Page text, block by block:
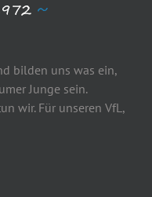
bilden uns was ein,
Junge sein.
wir. Für unseren VfL,